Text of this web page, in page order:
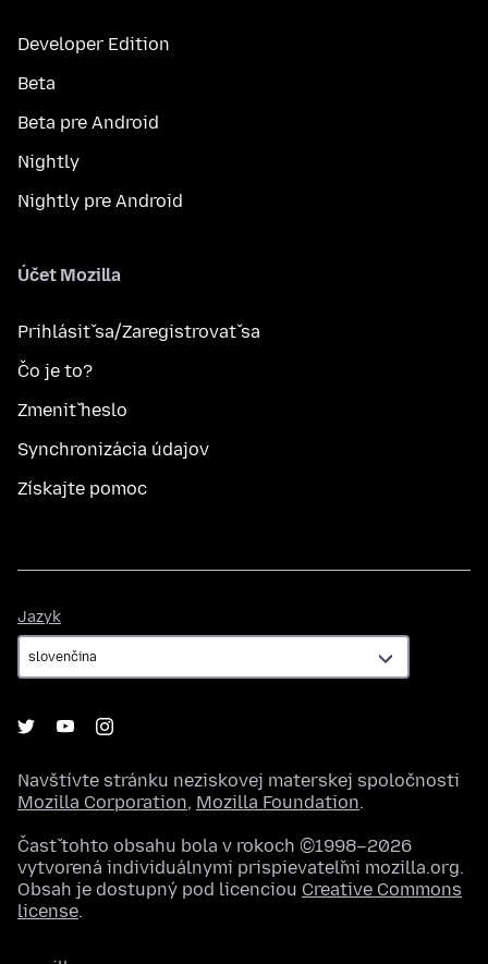
Developer Edition
Beta
Beta pre Android
Nightly
Nightly pre Android
Účet Mozilla
Prihlásiť sa/Zaregistrovať sa
Čo je to?
Zmeniť heslo
Synchronizácia údajov
Získajte pomoc
Jazyk
Navštívte stránku neziskovej materskej spoločnosti
Mozilla Corporation, Mozilla Foundation.
Časť tohto obsahu bola v rokoch ©1998–2026
vytvorená individuálnymi prispievateľmi mozilla.org.
Obsah je dostupný pod licenciou Creative Commons
license.